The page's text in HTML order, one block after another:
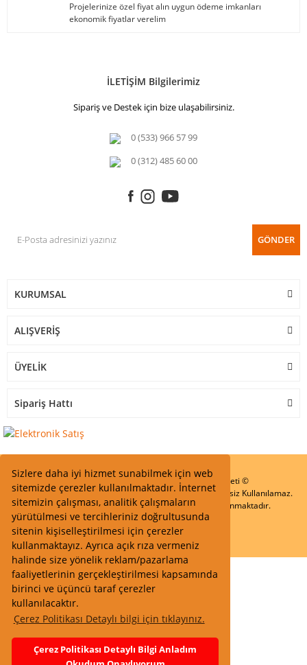
Sizlere daha iyi hizmet sunabilmek için web
sitemizde çerezler kullanılmaktadır. İnternet
sitemizin çalışması, analitik çalışmaların
yürütülmesi ve tercihleriniz doğrultusunda
sitenin kişiselleştirilmesi için çerezler
kullanmaktayız. Ayrıca açık rıza vermeniz
halinde size yönelik reklam/pazarlama
faaliyetlerinin gerçekleştirilmesi kapsamında
birinci ve üçüncü taraf çerezler
kullanılacaktır.
Çerez Politikası Detaylı bilgi için tıklayınız.
Çerez Politikası Detaylı Bilgi Anladım
Projelerinize özel fiyat alın uygun ödeme imkanları
ekonomik fiyatlar verelim
İLETİŞİM Bilgilerimiz
Sipariş ve Destek için bize ulaşabilirsiniz.
0 (533) 966 57 99
0 (312) 485 60 00
GÖNDER
KURUMSAL
ALIŞVERİŞ
ÜYELİK
Sipariş Hattı
Start Elektronik Sanayi ve Ticaret Limited Şirketi ©
Resimler Yazılar ve İçeriklerin Tüm hakları saklıdır ve İzinsiz Kullanılamaz.
Kredi kartı bilgileriniz 256bit SSL Sertifikası ile Korunmaktadır.